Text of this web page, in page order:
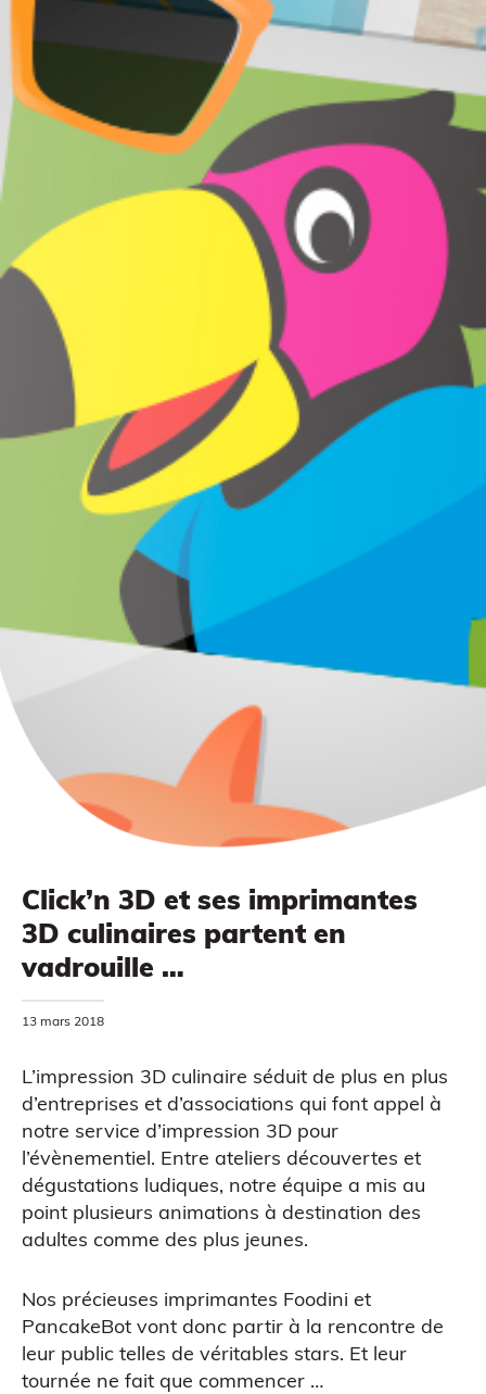
Petites et moyennes séries
Impression à la demande ou sur mesure
MODÉLISATION 3D
CAO
Blog
FAQ
Contact
Click’n 3D et ses imprimantes
3D culinaires partent en
vadrouille …
13 mars 2018
L’impression 3D culinaire séduit de plus en plus
d’entreprises et d’associations qui font appel à
notre service d’impression 3D pour
l’évènementiel. Entre ateliers découvertes et
dégustations ludiques, notre équipe a mis au
point plusieurs animations à destination des
adultes comme des plus jeunes.
Nos précieuses imprimantes Foodini et
PancakeBot vont donc partir à la rencontre de
leur public telles de véritables stars. Et leur
tournée ne fait que commencer …